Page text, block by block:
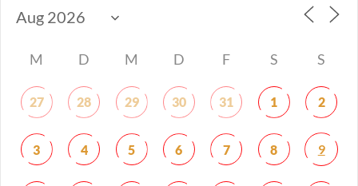
M D M D F S S
27 28 29 30 31 1 2
3 4 5 6 7 8 9